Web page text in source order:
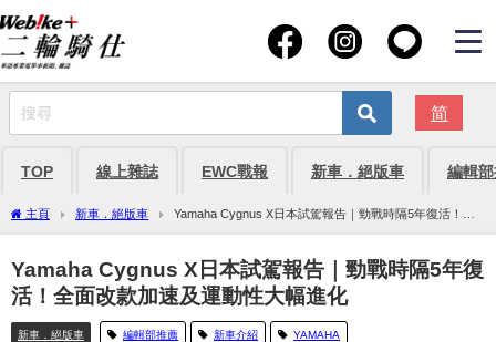
简
TOP 線上雜誌 EWC戰報 新車．絕版車 編輯
主頁 新車．絕版車
Yamaha Cygnus X日本試駕報告｜勁戰時隔5年復活！全
面改款加速及運動性大幅進化
Yamaha Cygnus X日本試駕報告｜勁戰時隔5年復
活！全面改款加速及運動性大幅進化
新車．絕版車 編輯部推薦 新車介紹 YAMAHA